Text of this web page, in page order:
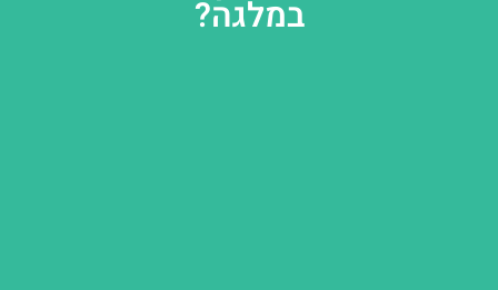
במלגה?